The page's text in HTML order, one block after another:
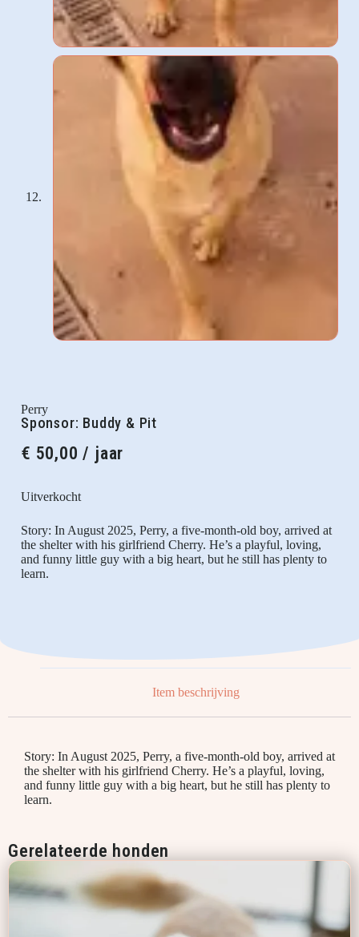
Perry
Sponsor: Buddy & Pit
€ 50,00 / jaar
Uitverkocht
Story: In August 2025, Perry, a five-month-old boy, arrived at
the shelter with his girlfriend Cherry. He’s a playful, loving,
and funny little guy with a big heart, but he still has plenty to
learn.
Item beschrijving
Story: In August 2025, Perry, a five-month-old boy, arrived at
the shelter with his girlfriend Cherry. He’s a playful, loving,
and funny little guy with a big heart, but he still has plenty to
learn.
Gerelateerde honden